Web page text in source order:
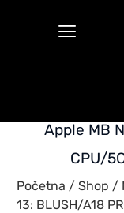
Apple MB
CPU/
Početna / Shop /
13: BLUSH/A18